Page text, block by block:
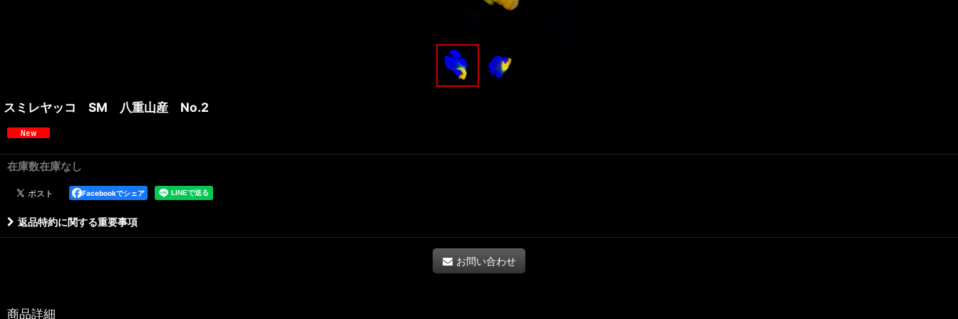
スミレヤッコ SM 八重山産 No.2
在庫数在庫なし
Facebookでシェア
返品特約に関する重要事項
お問い合わせ
商品詳細